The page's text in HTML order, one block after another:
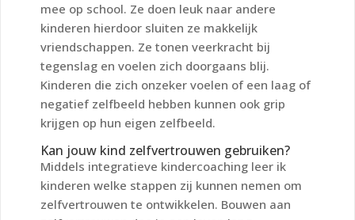
mee op school. Ze doen leuk naar andere
kinderen hierdoor sluiten ze makkelijk
vriendschappen. Ze tonen veerkracht bij
tegenslag en voelen zich doorgaans blij.
Kinderen die zich onzeker voelen of een laag of
negatief zelfbeeld hebben kunnen ook grip
krijgen op hun eigen zelfbeeld.
Kan jouw kind zelfvertrouwen gebruiken?
Middels integratieve kindercoaching leer ik
kinderen welke stappen zij kunnen nemen om
zelfvertrouwen te ontwikkelen. Bouwen aan